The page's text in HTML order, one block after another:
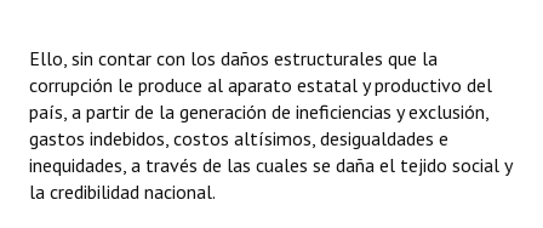
Ello, sin contar con los daños estructurales que la
corrupción le produce al aparato estatal y productivo del
país, a partir de la generación de ineficiencias y exclusión,
gastos indebidos, costos altísimos, desigualdades e
inequidades, a través de las cuales se daña el tejido social y
la credibilidad nacional.